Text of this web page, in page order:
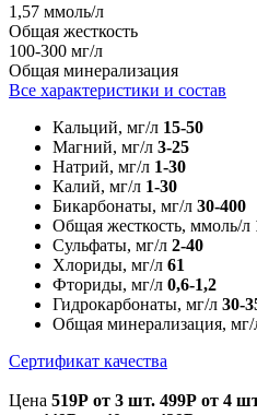
1,57 ммоль/л
Общая жесткость
100-300 мг/л
Общая минерализация
Все характеристики и состав
Кальций, мг/л 15-50
Магний, мг/л 3-25
Натрий, мг/л 1-30
Калий, мг/л 1-30
Бикарбонаты, мг/л 30-400
Общая жесткость, ммоль/л
Сульфаты, мг/л 2-40
Хлориды, мг/л 61
Фториды, мг/л 0,6-1,2
Гидрокарбонаты, мг/л 30-
Общая минерализация, мг/
Сертификат качества
Цена 519Р от 3 шт. 499Р от 4